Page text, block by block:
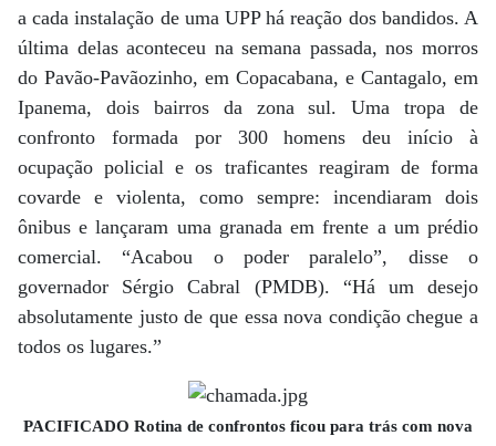
a cada instalação de uma UPP há reação dos bandidos. A
última delas aconteceu na semana passada, nos morros
do Pavão-Pavãozinho, em Copacabana, e Cantagalo, em
Ipanema, dois bairros da zona sul. Uma tropa de
confronto formada por 300 homens deu início à
ocupação policial e os traficantes reagiram de forma
covarde e violenta, como sempre: incendiaram dois
ônibus e lançaram uma granada em frente a um prédio
comercial. “Acabou o poder paralelo”, disse o
governador Sérgio Cabral (PMDB). “Há um desejo
absolutamente justo de que essa nova condição chegue a
todos os lugares.”
PACIFICADO Rotina de confrontos ficou para trás com nova